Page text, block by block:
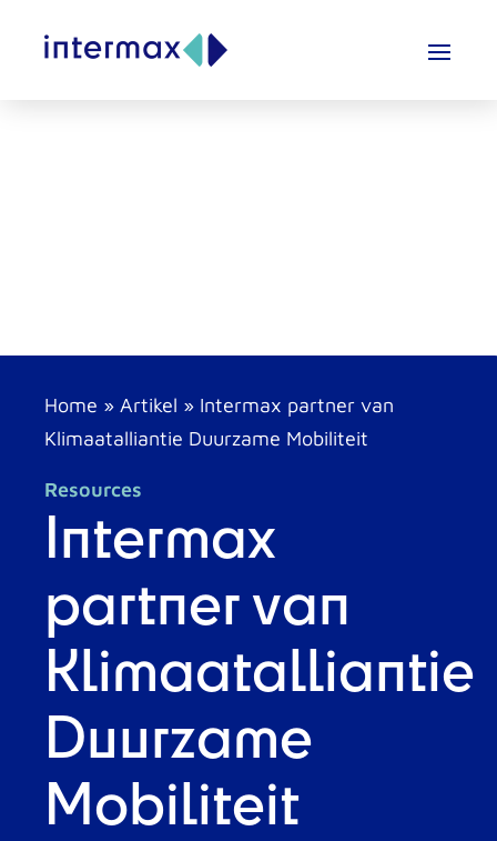
Home » Artikel » Intermax partner van
Klimaatalliantie Duurzame Mobiliteit
Resources
Intermax
partner van
Klimaatalliantie
Duurzame
Mobiliteit